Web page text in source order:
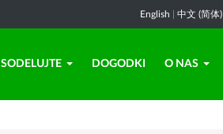
English 中文 (简体)
SODELUJTE DOGODKI O NAS